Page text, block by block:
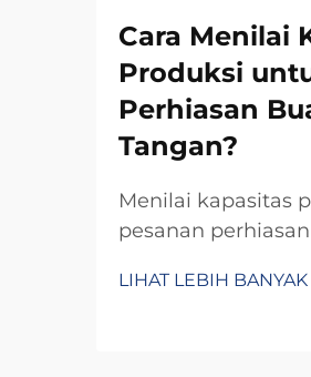
Cara Menilai
Produksi
Perhiasan
Tangan?
Menilai kapasitas
pesanan
terhadap berbagai
LIHAT LEBIH BANYAK